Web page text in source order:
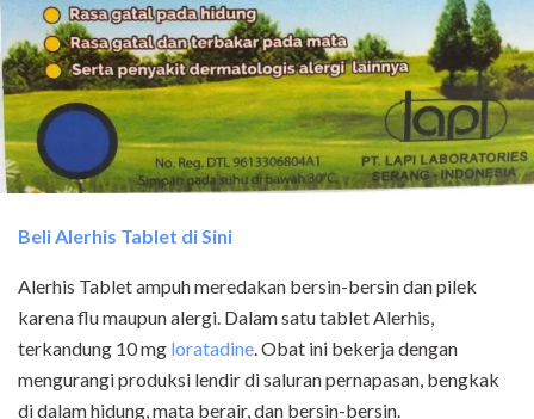
Beli Alerhis Tablet di Sini
Alerhis Tablet ampuh meredakan bersin-bersin dan pilek
karena flu maupun alergi. Dalam satu tablet Alerhis,
terkandung 10 mg loratadine. Obat ini bekerja dengan
mengurangi produksi lendir di saluran pernapasan, bengkak
di dalam hidung, mata berair, dan bersin-bersin.